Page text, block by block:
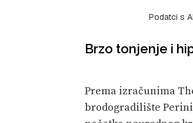
Podatci s
Brzo tonjenje i
Prema izračunima
brodogradilište